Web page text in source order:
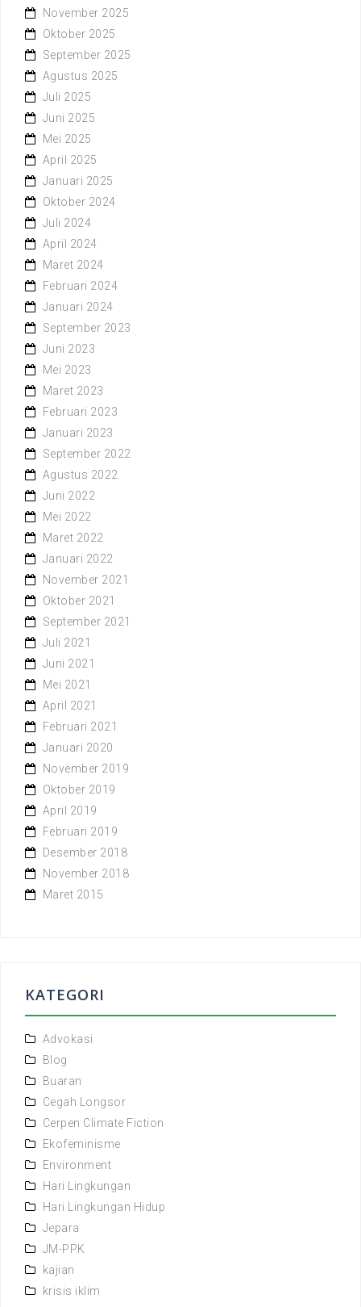
November 2025
Oktober 2025
September 2025
Agustus 2025
Juli 2025
Juni 2025
Mei 2025
April 2025
Januari 2025
Oktober 2024
Juli 2024
April 2024
Maret 2024
Februari 2024
Januari 2024
September 2023
Juni 2023
Mei 2023
Maret 2023
Februari 2023
Januari 2023
September 2022
Agustus 2022
Juni 2022
Mei 2022
Maret 2022
Januari 2022
November 2021
Oktober 2021
September 2021
Juli 2021
Juni 2021
Mei 2021
April 2021
Februari 2021
Januari 2020
November 2019
Oktober 2019
April 2019
Februari 2019
Desember 2018
November 2018
Maret 2015
KATEGORI
Advokasi
Blog
Buaran
Cegah Longsor
Cerpen Climate Fiction
Ekofeminisme
Environment
Hari Lingkungan
Hari Lingkungan Hidup
Jepara
JM-PPK
kajian
krisis iklim